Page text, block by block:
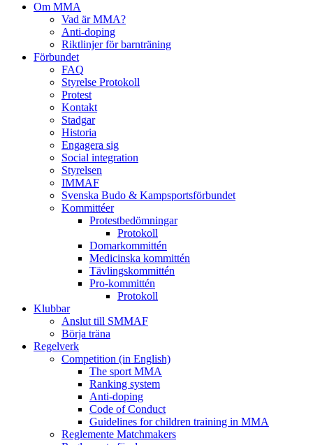
Om MMA
Vad är MMA?
Anti-doping
Riktlinjer för barnträning
Förbundet
FAQ
Styrelse Protokoll
Protest
Kontakt
Stadgar
Historia
Engagera sig
Social integration
Styrelsen
IMMAF
Svenska Budo & Kampsportsförbundet
Kommittéer
Protestbedömningar
Protokoll
Domarkommittén
Medicinska kommittén
Tävlingskommittén
Pro-kommittén
Protokoll
Klubbar
Anslut till SMMAF
Börja träna
Regelverk
Competition (in English)
The sport MMA
Ranking system
Anti-doping
Code of Conduct
Guidelines for children training in MMA
Reglemente Matchmakers